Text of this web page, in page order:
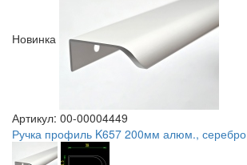
Новинка
Артикул: 00-00004449
Ручка профиль K657 200мм алюм., серебро